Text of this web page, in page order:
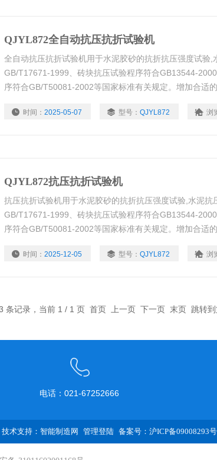
QJYL872全自动抗压抗折试验机
全自动抗压抗折试验机用于水泥胶砂的抗折抗压强度试验,
GB/T17671-1999、砖块抗压试验程序符合GB13544-
序符合GB/T50081-2002等国家标准有关规定。增加合适
单等优点,是水泥厂,建筑工程单位,质检站,大专院校的设备
时间： 2025-05-07 型号： QJYL872 浏
QJYL872抗压抗折试验机
抗压抗折试验机用于水泥胶砂的抗折抗压强度试验,水泥抗
GB/T17671-1999、砖块抗压试验程序符合GB13544-
序符合GB/T50081-2002等国家标准有关规定。增加合适
单等优点,是水泥厂,建筑工程单位,质检站,大专院校*的设备
时间： 2025-12-05 型号： QJYL872 浏
条记录，当前 1 / 1 页 首页 上一页 下一页 末页 跳转到
电话：021-67252666
术支持： 智能制造网 管理登陆 备案号：沪ICP备09008293